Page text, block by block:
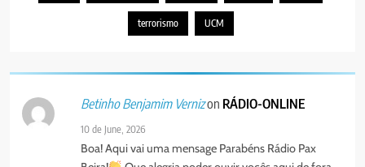
terrorismo UCM
Betinho Benjamim Vernizon RÁDIO-ONLINE
10 de June, 2026
Boa! Aqui vai uma mensage Parabéns Rádio Pax